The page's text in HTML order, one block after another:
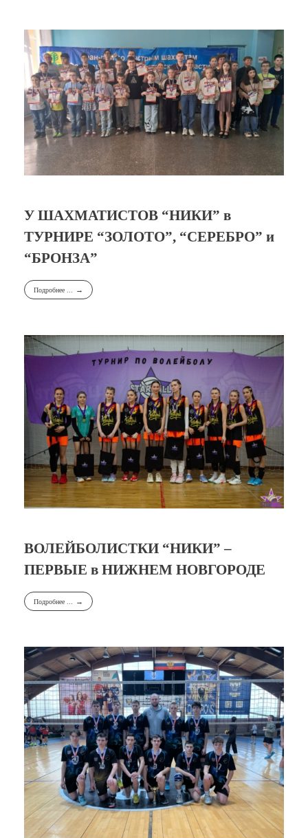
У ШАХМАТИСТОВ “НИКИ” в
ТУРНИРЕ “ЗОЛОТО”, “СЕРЕБРО” и
“БРОНЗА”
Подробнее ...
ВОЛЕЙБОЛИСТКИ “НИКИ” –
ПЕРВЫЕ в НИЖНЕМ НОВГОРОДЕ
Подробнее ...